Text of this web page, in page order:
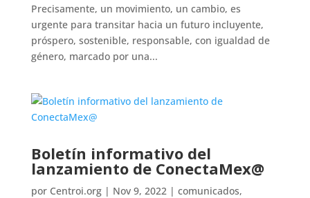
Precisamente, un movimiento, un cambio, es
urgente para transitar hacia un futuro incluyente,
próspero, sostenible, responsable, con igualdad de
género, marcado por una...
Boletín informativo del
lanzamiento de ConectaMex@
por Centroi.org| Nov 9, 2022| comunicados,